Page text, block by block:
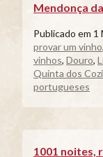
Mendonça
Publicado em 1
provar um vinho,
vinhos, Douro,
Quinta dos
portugueses
1001 noites,